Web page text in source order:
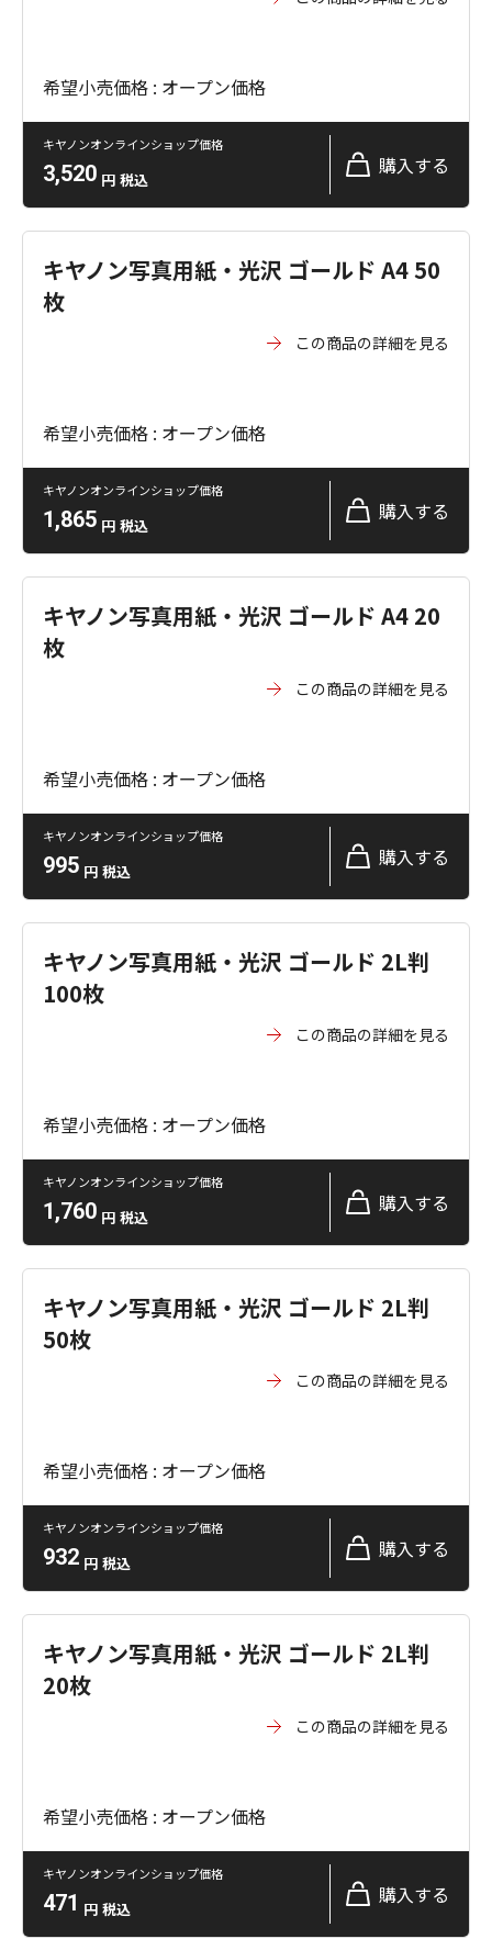
希望小売価格 : オープン価格
キヤノンオンラインショップ価格
3,520 円 税込
購入する
キヤノン写真用紙・光沢 ゴールド A4 50
枚
この商品の詳細を見る
希望小売価格 : オープン価格
キヤノンオンラインショップ価格
1,865 円 税込
購入する
キヤノン写真用紙・光沢 ゴールド A4 20
枚
この商品の詳細を見る
希望小売価格 : オープン価格
キヤノンオンラインショップ価格
995 円 税込
購入する
キヤノン写真用紙・光沢 ゴールド 2L判
100枚
この商品の詳細を見る
希望小売価格 : オープン価格
キヤノンオンラインショップ価格
1,760 円 税込
購入する
キヤノン写真用紙・光沢 ゴールド 2L判
50枚
この商品の詳細を見る
希望小売価格 : オープン価格
キヤノンオンラインショップ価格
932 円 税込
購入する
キヤノン写真用紙・光沢 ゴールド 2L判
20枚
この商品の詳細を見る
希望小売価格 : オープン価格
キヤノンオンラインショップ価格
471 円 税込
購入する